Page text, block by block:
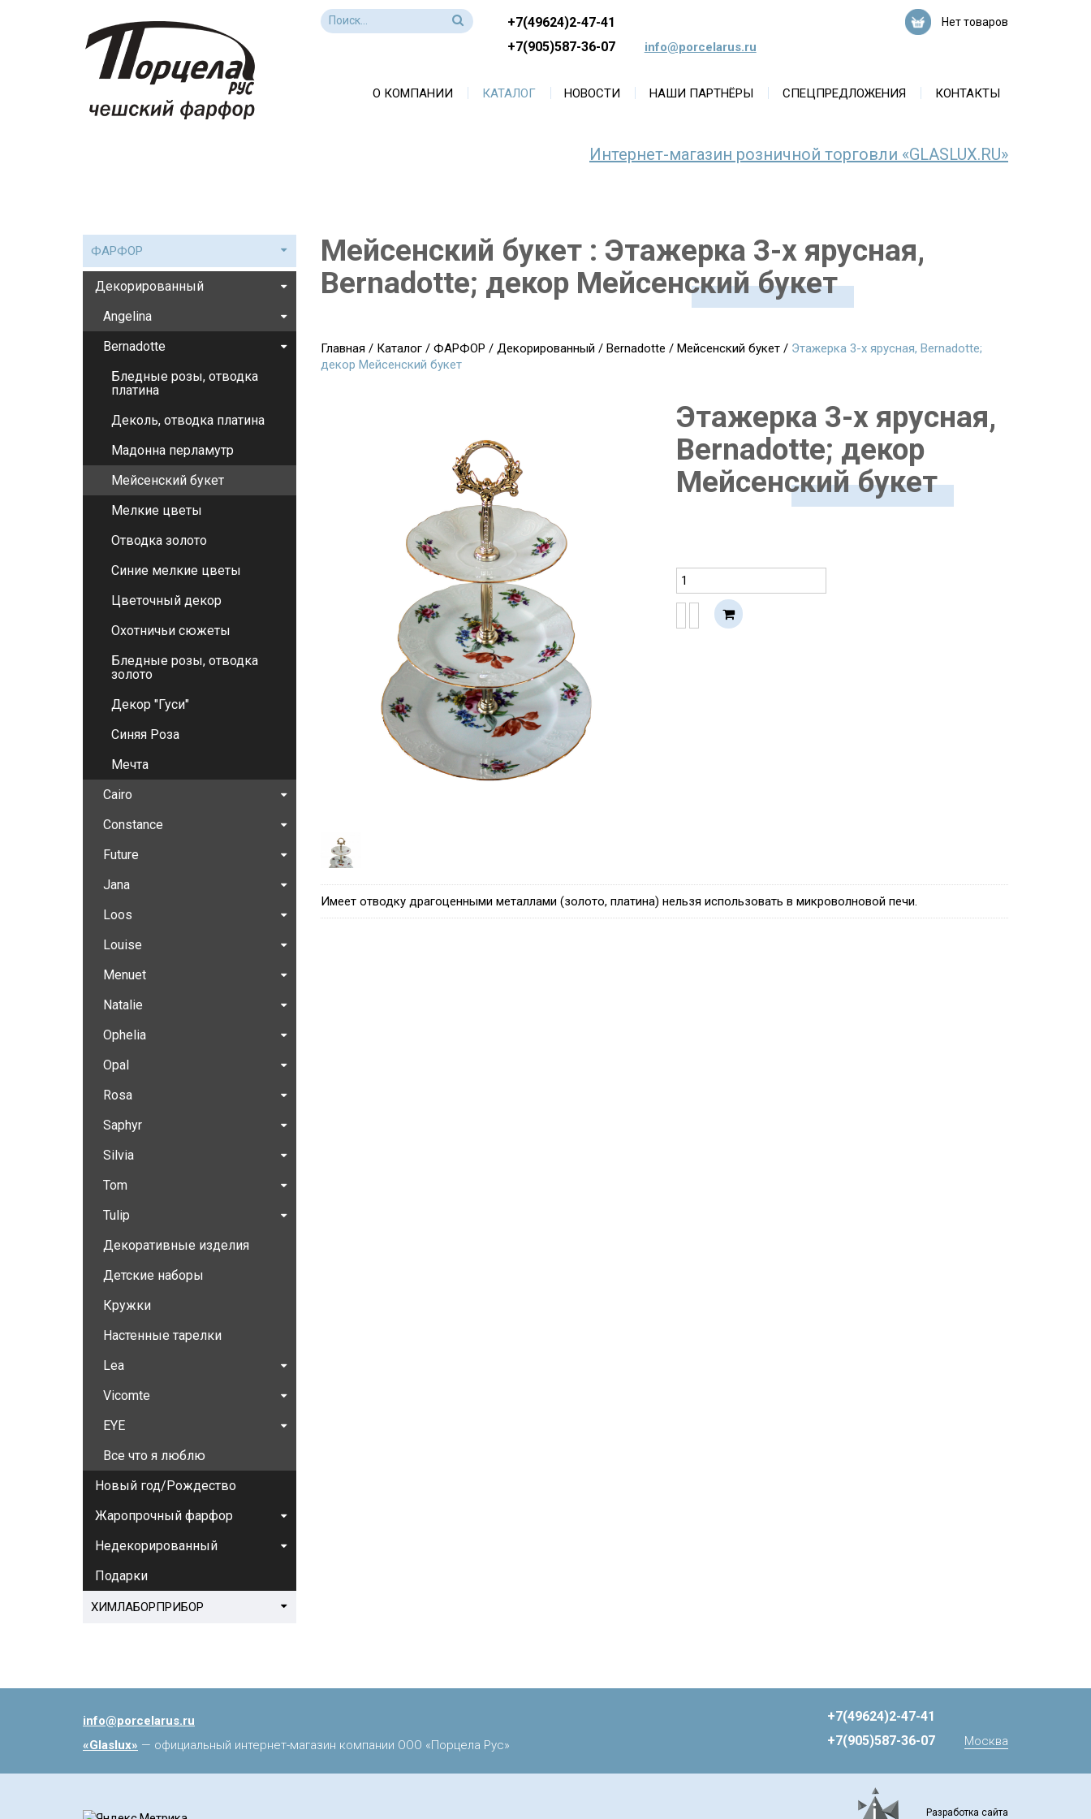
+7(49624)2-47-41
+7(905)587-36-07
info@porcelarus.ru
Нет товаров
О КОМПАНИИ КАТАЛОГ НОВОСТИ НАШИ ПАРТНЁРЫ СПЕЦПРЕДЛОЖЕНИЯ КОНТАКТЫ
Интернет-магазин розничной торговли «GLASLUX.RU»
Мейсенский букет : Этажерка 3-х ярусная,
Bernadotte; декор Мейсенский букет
Главная / Каталог/ ФАРФОР / Декорированный / Bernadotte / Мейсенский букет/ Этажерка 3-х ярусная, Bernadotte;
декор Мейсенский букет
Этажерка 3-х ярусная,
Bernadotte; декор
Мейсенский букет
Имеет отводку драгоценными металлами (золото, платина) нельзя использовать в микроволновой печи.
ФАРФОР
Декорированный
Angelina
Bernadotte
Бледные розы, отводка
платина
Деколь, отводка платина
Мадонна перламутр
Мейсенский букет
Мелкие цветы
Отводка золото
Синие мелкие цветы
Цветочный декор
Охотничьи сюжеты
Бледные розы, отводка
золото
Декор "Гуси"
Синяя Роза
Мечта
Cairo
Constance
Future
Jana
Loos
Louise
Menuet
Natalie
Ophelia
Opal
Rosa
Saphyr
Silvia
Tom
Tulip
Декоративные изделия
Детские наборы
Кружки
Настенные тарелки
Lea
Vicomte
EYE
Все что я люблю
Новый год/Рождество
Жаропрочный фарфор
Недекорированный
Подарки
ХИМЛАБОРПРИБОР
info@porcelarus.ru
«Glaslux» — официальный интернет-магазин компании ООО «Порцела Рус»
+7(49624)2-47-41
+7(905)587-36-07
Москва
Разработка сайта